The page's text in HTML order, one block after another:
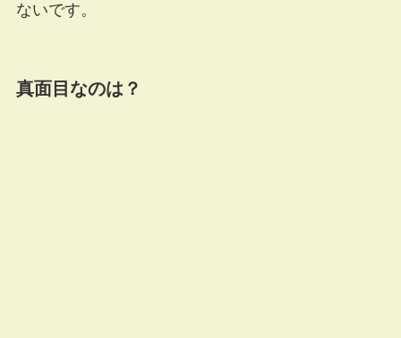
ないです。
真面目なのは？